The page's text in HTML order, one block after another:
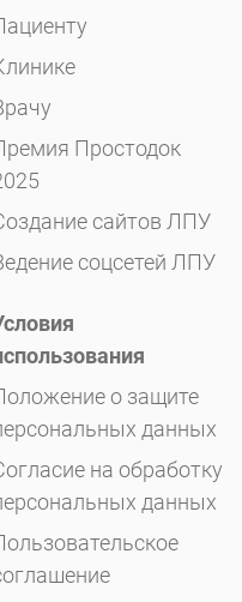
Простодок
сайтов ЛПУ
соцсетей ЛПУ
о защите
данных
на обработку
данных